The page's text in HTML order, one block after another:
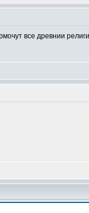
все древнии